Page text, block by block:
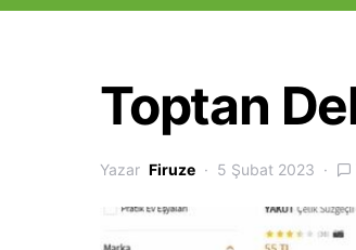
Toptan
Yazar Firuze 5 Şubat 2023